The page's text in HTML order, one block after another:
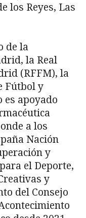
los Reyes, Las
de la
la Real
(RFFM), la
Fútbol y
es apoyado
a los
Nación
y
el Deporte,
y
del Consejo